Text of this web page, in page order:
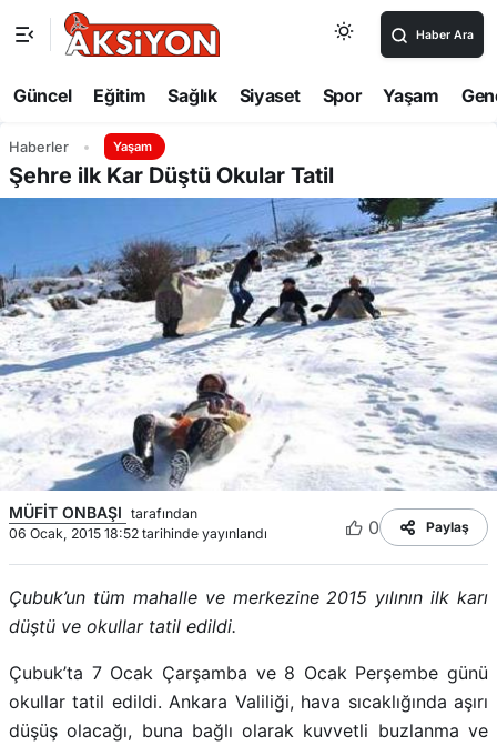
Haber Ara
Güncel Eğitim Sağlık Siyaset Spor Yaşam
Haberler Yaşam
Şehre ilk Kar Düştü Okular Tatil
MÜFİT ONBAŞI tarafından
06 Ocak, 2015 18:52 tarihinde yayınlandı
0 Paylaş
Çubuk’un tüm mahalle ve merkezine 2015 yılının ilk karı
düştü ve okullar tatil edildi.
Çubuk’ta 7 Ocak Çarşamba ve 8 Ocak Perşembe günü
okullar tatil edildi. Ankara Valiliği, hava sıcaklığında aşırı
düşüş olacağı, buna bağlı olarak kuvvetli buzlanma ve